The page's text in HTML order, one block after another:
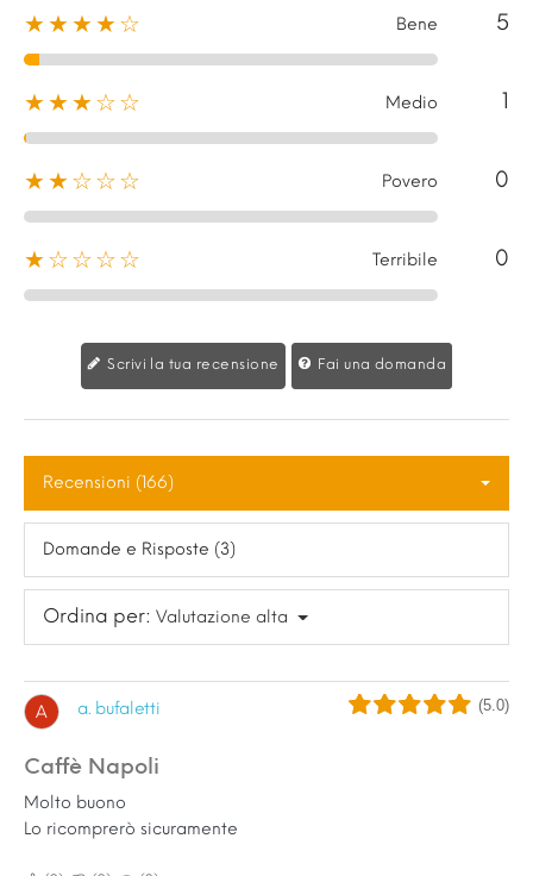
★★★★☆ Bene 5
★★★☆☆ Medio 1
★★☆☆☆ Povero 0
★☆☆☆☆ Terribile 0
Scrivi la tua recensione Fai una domanda
Recensioni (166)
Domande e Risposte (3)
Ordina per: Valutazione alta
A a. bufaletti (5.0)
Caffè Napoli
Molto buono
Lo ricomprerò sicuramente